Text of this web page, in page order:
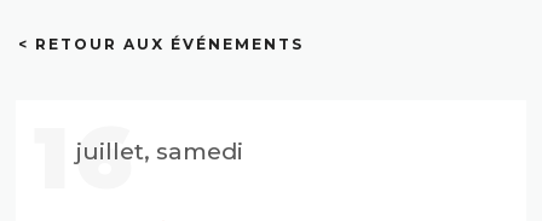
< RETOUR AUX ÉVÉNEMENTS
16
juillet, samedi